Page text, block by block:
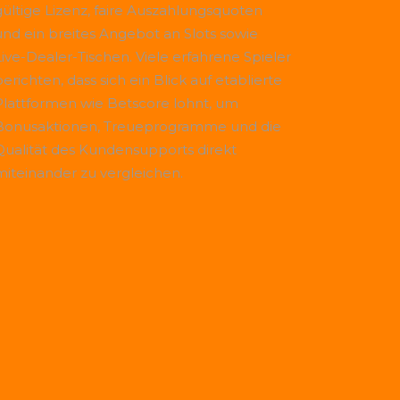
Lizenz, faire Auszahlungsquoten
ein breites Angebot an Slots sowie
Dealer-Tischen. Viele erfahrene Spieler
dass sich ein Blick auf etablierte
wie Betscore lohnt, um
Treueprogramme und die
des Kundensupports direkt
zu vergleichen.